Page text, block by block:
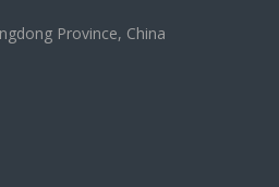
Province, China